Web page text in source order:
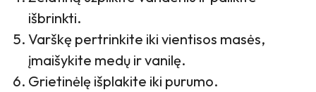
išbrinkti.
Varškę pertrinkite iki vientisos masės,
įmaišykite medų ir vanilę.
Grietinėlę išplakite iki purumo.